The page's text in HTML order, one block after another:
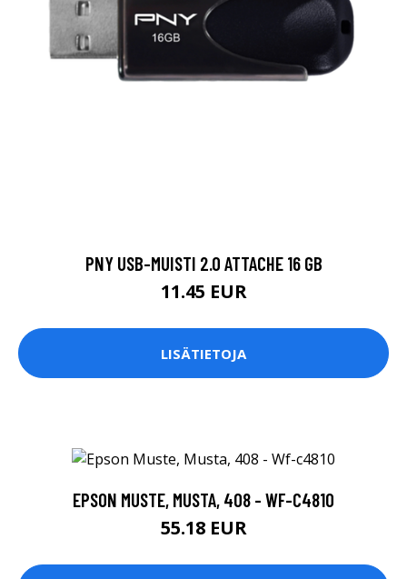
PNY USB-MUISTI 2.0 ATTACHE 16 GB
11.45 EUR
LISÄTIETOJA
EPSON MUSTE, MUSTA, 408 - WF-C4810
55.18 EUR